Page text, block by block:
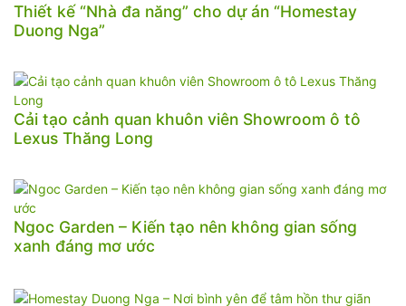
Thiết kế “Nhà đa năng” cho dự án “Homestay
Duong Nga”
Cải tạo cảnh quan khuôn viên Showroom ô tô
Lexus Thăng Long
Ngoc Garden – Kiến tạo nên không gian sống
xanh đáng mơ ước